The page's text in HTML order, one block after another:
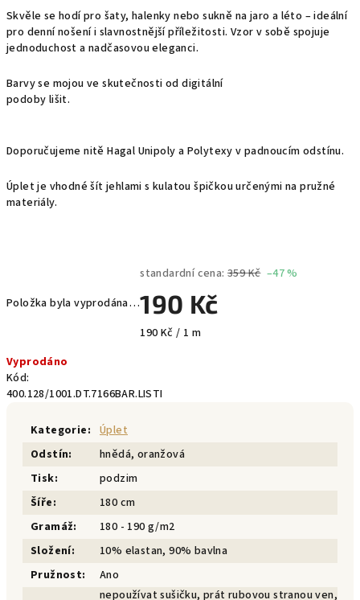
Skvěle se hodí pro šaty, halenky nebo sukně na jaro a léto – ideální
pro denní nošení i slavnostnější příležitosti. Vzor v sobě spojuje
jednoduchost a nadčasovou eleganci.
Barvy se mojou ve skutečnosti od digitální
podoby lišit.
Doporučujeme nitě Hagal Unipoly a Polytexy v padnoucím odstínu.
Úplet je vhodné šít jehlami s kulatou špičkou určenými na pružné
materiály.
Položka byla vyprodána…
standardní cena: 359 Kč –47 %
190 Kč
Měrná
190 Kč / 1 m
Vyprodáno
Kód:
400.128/1001.DT.7166BAR.LISTI
Kategorie: Úplet
Odstín:
hnědá, oranžová
Tisk:
podzim
Šíře:
180 cm
Gramáž:
180 - 190 g/m2
Složení:
10% elastan, 90% bavlna
Pružnost:
Ano
nepoužívat sušičku, prát rubovou stranou ven,